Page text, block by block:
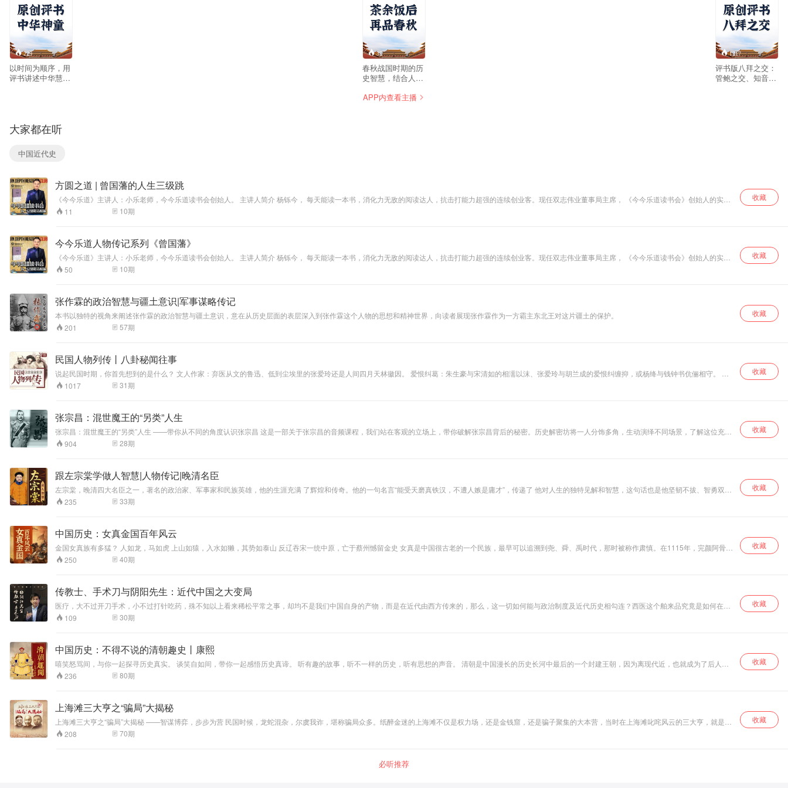
229
以时间为顺序，用
评书讲述中华慧
35
春秋战国时期的历
史智慧，结合人
1317
评书版八拜之交：
管鲍之交、知音之
APP内查看主播
大家都在听
中国近代史
方圆之道 | 曾国藩的人生三级跳
《今今乐道》主讲人：小乐老师，今今乐道读书会创始人。 主讲人简介 杨铄今， 每天能读一本书，消化力无敌的阅读达人，抗击打能力超强的连续创业客。现任双志伟业董事局主席， 《今今乐道读书会》创始人的实战
家，曾任香港上市公司HK0082 第一视频新闻网CEO的决策者，创办高端社群双志精英会的社群领袖。 下载“今今乐道”APP，跟着小乐老师一起读《曾国藩》，每天一本书，为一亿进取者赋能，让阅读更有效果。 听小乐
老师陪你拆书，如需更好体验，请下载今今乐道App。
11 10期
收藏
今今乐道人物传记系列《曾国藩》
《今今乐道》主讲人：小乐老师，今今乐道读书会创始人。 主讲人简介 杨铄今， 每天能读一本书，消化力无敌的阅读达人，抗击打能力超强的连续创业客。现任双志伟业董事局主席， 《今今乐道读书会》创始人的实战
家，曾任香港上市公司HK0082 第一视频新闻网CEO的决策者，创办高端社群双志精英会的社群领袖。 下载“今今乐道”APP，跟着小乐老师一起读《曾国藩》，每天一本书，为一亿进取者赋能，让阅读更有效果。 听小乐
老师陪你拆书，如需更好体验，请下载今今乐道App。
50 10期
收藏
张作霖的政治智慧与疆土意识|军事谋略传记
本书以独特的视角来阐述张作霖的政治智慧与疆土意识，意在从历史层面的表层深入到张作霖这个人物的思想和精神世界，向读者展现张作霖作为一方霸主东北王对这片疆土的保护。
201
57期
收藏
民国人物列传丨八卦秘闻往事
说起民国时期，你首先想到的是什么？ 文人作家：弃医从文的鲁迅、低到尘埃里的张爱玲还是人间四月天林徽因。 爱恨纠葛：朱生豪与宋清如的相濡以沫、张爱玲与胡兰成的爱恨纠缠抑，或杨绛与钱钟书伉俪相守。 民
国它既有小家碧玉的清秀气质，也有豪放不羁的洒脱。 在这个时代的舞台上，文人、才女佳人、商业大亨纷纷登场亮相，上演着一幕幕江湖传奇。 本张专辑选取三十位民国时期叱诧风云的著名人物，另辟蹊径从爱恨纠
葛的角度揭秘他们不为人知的情感轶事，让他们模糊的身影清晰可感，还原他们光环之下有血有肉的真实精彩人生。
1017 31期
收藏
张宗昌：混世魔王的“另类”人生
张宗昌：混世魔王的“另类”人生 ——带你从不同的角度认识张宗昌 这是一部关于张宗昌的音频课程，我们站在客观的立场上，带你破解张宗昌背后的秘密。历史解密坊将一人分饰多角，生动演绎不同场景，了解这位充满
传奇，充满争议的民国军阀。
904 28期
收藏
跟左宗棠学做人智慧|人物传记|晚清名臣
左宗棠，晚清四大名臣之一，著名的政治家、军事家和民族英雄，他的生涯充满 了辉煌和传奇。他的一句名言“能受天磨真铁汉，不遭人嫉是庸才”，传递了 他对人生的独特见解和智慧，这句话也是他坚韧不拔、智勇双全
的生动写照。 左宗棠早年的人生经历和一般的达官贵人不同，他并没有通过科举的选拔，而是 凭借自身独有处事能力得以升迁。回顾其人生历程就会发现，他总能敏锐地抓住 各种机会，一次又一次为上司解决难题，然
后凭着自己的实力，屡建奇功，获 得提升和重用。 这是一部人物传记，也是一部职场秘籍，左宗棠不仅在政治军事上颇有建树，他 的为人处世谋略智慧也一直让人津津乐道，在这里您将全面了解到，大器晚成的 左宗棠
235 33期
收藏
中国历史：女真金国百年风云
金国女真族有多猛？ 人如龙，马如虎 上山如猿，入水如獭，其势如泰山 反辽吞宋一统中原，亡于蔡州憾留金史 女真是中国很古老的一个民族，最早可以追溯到尧、舜、禹时代，那时被称作肃慎。在1115年，完颜阿骨打
一统女真部落，建立金国，揭开了历史新篇章，这也是史上第一次提出了“中华一统”的传奇朝代。 正因为这段历史悠久，所以导致现在全面介绍女真金国的书籍甚少，这段精彩的过往始终盖有一层神秘面纱，他们是谁，
他们从哪里来，他们的归宿在哪里？众说纷纭，扑朔迷离。作为中国历史的一部分，了解金国的百年历史，更能了解当初那个岁月，曾经那段历史。 本专辑由著名历史学家搜集多年女真金国资料，严磕历史，将该领域研
250 40期
收藏
传教士、手术刀与阴阳先生：近代中国之大变局
医疗，大不过开刀手术，小不过打针吃药，殊不知以上看来稀松平常之事，却均不是我们中国自身的产物，而是在近代由西方传来的，那么，这一切如何能与政治制度及近代历史相勾连？西医这个舶来品究竟是如何在切
开我们古训中“不可损伤”的身体的同时，又令我们感到习以为常的，这本身就是个不容忽视的大问题。 不仅如此，西医东来，携解剖学、人种学等现代科学话语及诸多技术优势，令开堂坐诊的中医及走街串巷的草医、巫
医渐成迷信糟粕。在“东亚病夫”的刺激及“亡国灭种”的威胁之下，西医竟具有了“政治正确性”而登堂入室成为国家医疗现代化的首选。 所以，西方医学进入中国之后，如何促使我国社会重新界定身体、疾病、卫生观念和行
109 30期
收藏
中国历史：不得不说的清朝趣史丨康熙
嘻笑怒骂间，与你一起探寻历史真实。 谈笑自如间，带你一起感悟历史真谛。 听有趣的故事，听不一样的历史，听有思想的声音。 清朝是中国漫长的历史长河中最后的一个封建王朝，因为离现代近，也就成为了后人来
窥视神秘的封建王朝的通道。 期间既有康乾盛世独步天下的辉煌，也有道咸衰世彷徨无奈的屈辱；既有和珅贪污富可敌国、科举考试黑幕重重，也有纪晓岚清明铁齿铜牙、李鸿章英勇杀伐决断...... 全书既有生动的故事和
真实的历史，又有颇具见识的评点，以颠覆性的观点，谐趣的文字，再现了一个真实的清朝，又生动有趣地讲述了康熙、雍正、乾隆、左宗棠、曾国藩、李鸿章等诸多历史人物的奇闻趣事，既不像正史的艰深枯燥，又不
236 80期
收藏
上海滩三大亨之“骗局”大揭秘
上海滩三大亨之“骗局”大揭秘 ——智谋博弈，步步为营 民国时候，龙蛇混杂，尔虞我诈，堪称骗局众多。纸醉金迷的上海滩不仅是权力场，还是金钱窟，还是骗子聚集的大本营，当时在上海滩叱咤风云的三大亨，就是指
青帮大亨杜月笙，流氓大亨张啸林，还有黑道大亨黄金荣。这三人不仅经历了太多骗局，被骗多次，而且还曾精心设计骗局，去欺骗他人。 精心选取69个精彩瞬间 ——三大亨鼎立，权谋如影随形 在一场又一场心机暗藏
的“骗局”中，三大亨的智慧与谋略无疑是关键。他们究竟是如何运用手中的力量与资源，以控制全局，一步步层层递进，谁又能真正看穿这一切背后的真相？ 骗局渐显真相：权谋背后的故事 ——抓住心中的弱点，建立防
局骗人，可以说都上了一条不归路，我们做为一个平常人，如何防止被骗，这是一个用心琢磨，仔细体会，最后做出选择的大课题。
208 70期
收藏
必听推荐